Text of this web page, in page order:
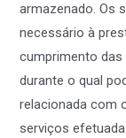
armazenado. Os
necessário à
cumprimento
durante o qual
relacionada com
serviços